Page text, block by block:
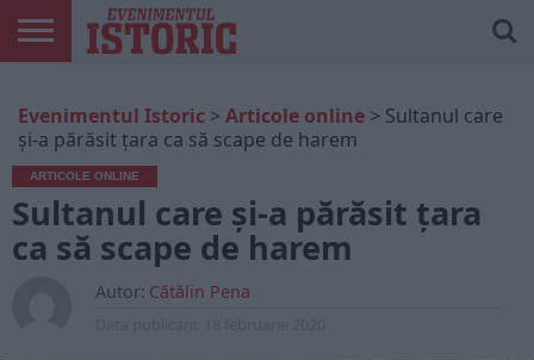
ONLINE
EDIȚII
TIPĂRITE
ISTORIC
PLAY
CONTUL
MEU
Evenimentul Istoric > Articole online > Sultanul care
și-a părăsit țara ca să scape de harem
ARTICOLE ONLINE
Sultanul care și-a părăsit țara
ca să scape de harem
Autor: Cătălin Pena